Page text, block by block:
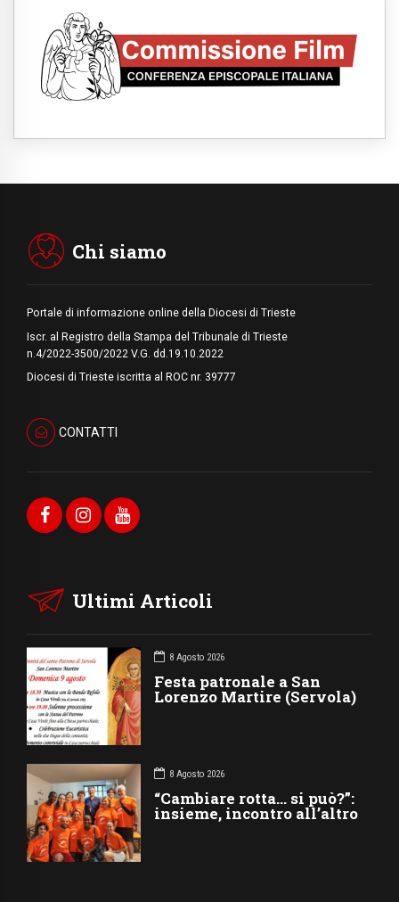
Honduras, gli sfollati invisibili di una crisi
dimenticata
07.08.2026
Italia, Antigone: carceri al limite della
Parolin conclude il viaggio in Messico: "La
Chi siamo
Portale di informazione online della Diocesi di Trieste
Iscr. al Registro della Stampa del Tribunale di Trieste
n.4/2022-3500/2022 V.G. dd.19.10.2022
Diocesi di Trieste iscritta al ROC nr. 39777
CONTATTI
Ultimi Articoli
8 Agosto 2026
Festa patronale a San
Lorenzo Martire (Servola)
8 Agosto 2026
“Cambiare rotta… si può?”:
insieme, incontro all’altro